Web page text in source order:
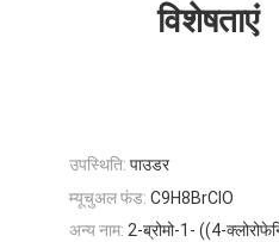
विशेषताएं
उपस्थिति: पाउडर
म्यूचुअल फंड: C9H8BrClO
अन्य नाम: 2-ब्रोमो-1- ((4-